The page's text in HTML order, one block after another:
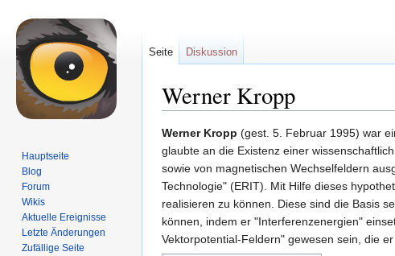
Werner Kropp
Zur
Navigation
springen
Zur
Suche
springen
Werner Kropp (gest. 5. Februar 1995) war
glaubte an die Existenz einer
sowie von magnetischen Wechselfeldern
Technologie" (ERIT). Mit Hilfe dieses
realisieren zu können. Diese sind die Basis
können, indem er "Interferenzenergien"
Vektorpotential-Feldern" gewesen sein, die
Seite Diskussion
Hauptseite
Blog
Forum
Wikis
Aktuelle Ereignisse
Letzte Änderungen
Zufällige Seite